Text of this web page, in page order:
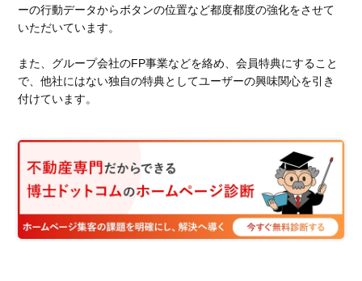
ーの行動データからボタンの位置など都度都度の強化をさせて
いただいています。
また、グループ会社のFP事業などを絡め、会員特典にすること
で、他社にはない独自の特典としてユーザーの興味関心を引き
付けています。